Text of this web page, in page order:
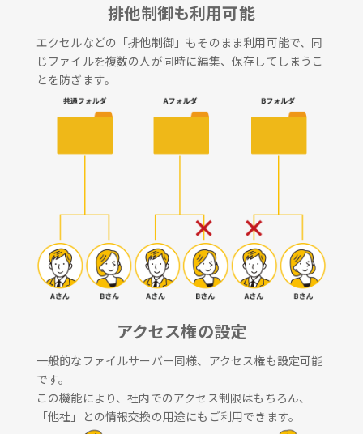
排他制御も利用可能
エクセルなどの「排他制御」もそのまま利用可能で、同
じファイルを複数の人が同時に編集、保存してしまうこ
とを防ぎます。
アクセス権の設定
一般的なファイルサーバー同様、アクセス権も設定可能
です。
この機能により、社内でのアクセス制限はもちろん、
「他社」との情報交換の用途にもご利用できます。